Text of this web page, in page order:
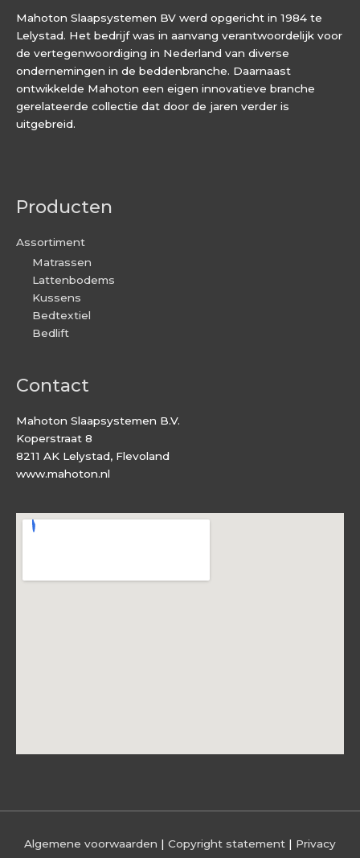
Mahoton Slaapsystemen BV werd opgericht in 1984 te
Lelystad. Het bedrijf was in aanvang verantwoordelijk voor
de vertegenwoordiging in Nederland van diverse
ondernemingen in de beddenbranche. Daarnaast
ontwikkelde Mahoton een eigen innovatieve branche
gerelateerde collectie dat door de jaren verder is
uitgebreid.
Producten
Assortiment
Matrassen
Lattenbodems
Kussens
Bedtextiel
Bedlift
Contact
Mahoton Slaapsystemen B.V.
Koperstraat 8
8211 AK Lelystad, Flevoland
www.mahoton.nl
Algemene voorwaarden | Copyright statement | Privacy